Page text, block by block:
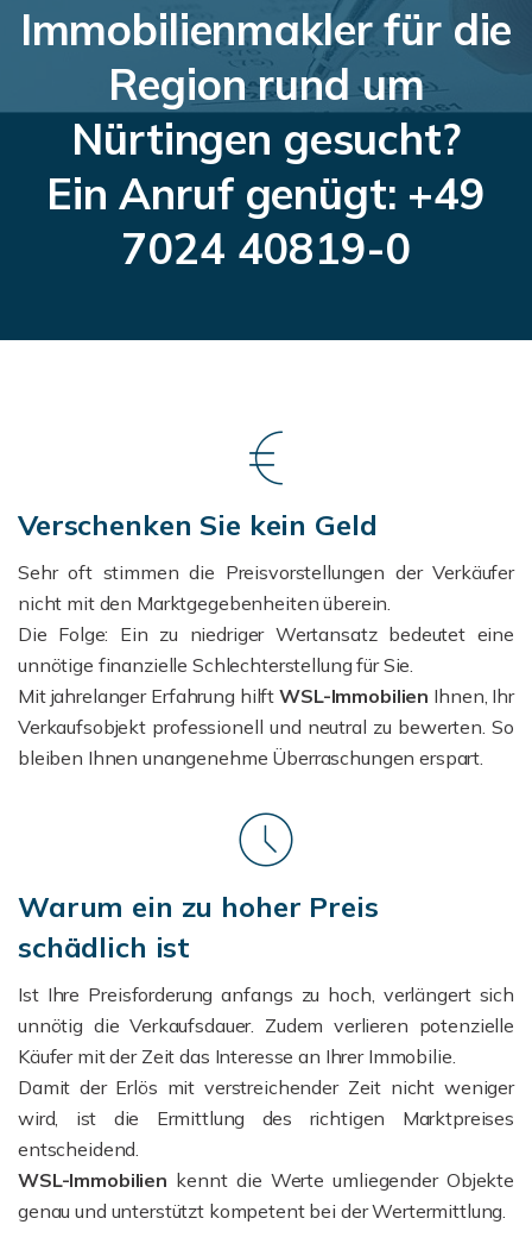
Immobilienmakler für die
Region rund um
Nürtingen gesucht?
Ein Anruf genügt: +49
7024 40819-0
Verschenken Sie kein Geld
Sehr oft stimmen die Preisvorstellungen der Verkäufer
nicht mit den Marktgegebenheiten überein.
Die Folge: Ein zu niedriger Wertansatz bedeutet eine
unnötige finanzielle Schlechterstellung für Sie.
Mit jahrelanger Erfahrung hilftWSL-Immobilien Ihnen, Ihr
Verkaufsobjekt professionell und neutral zu bewerten. So
bleiben Ihnen unangenehme Überraschungen erspart.
Warum ein zu hoher Preis
schädlich ist
Ist Ihre Preisforderung anfangs zu hoch, verlängert sich
unnötig die Verkaufsdauer. Zudem verlieren potenzielle
Käufer mit der Zeit das Interesse an Ihrer Immobilie.
Damit der Erlös mit verstreichender Zeit nicht weniger
wird, ist die Ermittlung des richtigen Marktpreises
entscheidend.
WSL-Immobilien kennt die Werte umliegender Objekte
genau und unterstützt kompetent bei der Wertermittlung.